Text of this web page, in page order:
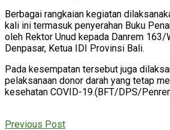
Berbagai rangkaian kegiatan
kali ini termasuk penyerahan Buku
oleh Rektor Unud kepada Danrem 163/
Denpasar, Ketua IDI Provinsi Bali.
Pada kesempatan tersebut juga
pelaksanaan donor darah yang tetap
kesehatan COVID-19.(BFT/DPS/
Previous Post